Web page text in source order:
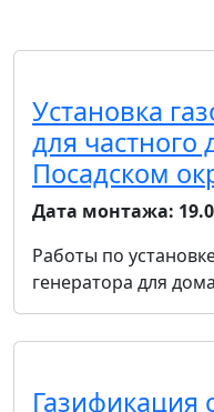
Установка
для частного
Посадском
Дата монтажа:
Работы по
генератора для
Газификация